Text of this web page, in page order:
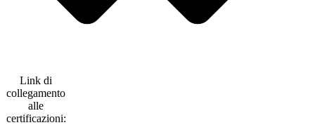
Link di
collegamento
alle
certificazioni: